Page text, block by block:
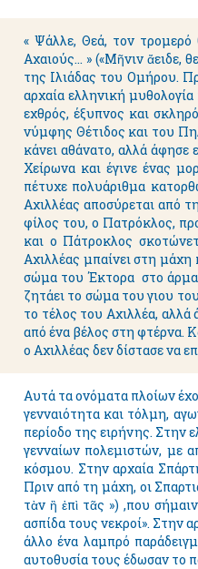
« Ψάλλε, Θεά, τον τρομερό
Αχαιούς… » («Μῆνιν ἄειδε,
της Ιλιάδας του Ομήρου.
αρχαία ελληνική
εχθρός, έξυπνος και
νύμφης Θέτιδος και του
κάνει αθάνατο, αλλά
Χείρωνα και έγινε ένας
πέτυχε πολυάριθμα
Αχιλλέας αποσύρεται από
φίλος του, ο Πατρόκλος,
και ο Πάτροκλος
Αχιλλέας μπαίνει στη μάχη
σώμα του Έκτορα στο άρμα
ζητάει το σώμα του γιου
το τέλος του Αχιλλέα,
από ένα βέλος στη φτέρνα.
ο Αχιλλέας δεν δίστασε να
Αυτά τα ονόματα πλοίων
γενναιότητα και τόλμη,
περίοδο της ειρήνης. Στην
γενναίων πολεμιστών, με
κόσμου. Στην αρχαία
Πριν από τη μάχη, οι
τὰν ἢ ἐπὶ τᾶς ») ,που
ασπίδα τους νεκροί». Στην
άλλο ένα λαμπρό
αυτοθυσία τους έδωσαν το